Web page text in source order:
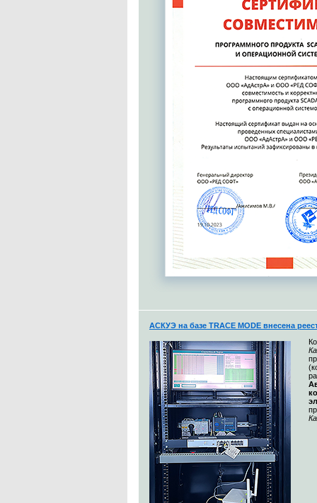
АСКУЭ на базе TRACE MODE внесена